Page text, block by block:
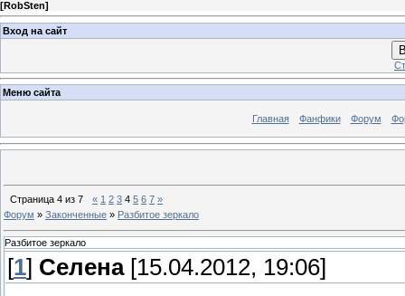
[RobSten]
Вход на сайт
Меню сайта
Главная Фанфики Форум
Страница 4 из 7 « 1 2 3 4 5 6 7 »
Форум » Законченные » Разбитое зеркало
Разбитое зеркало
[1] Селена[15.04.2012, 19:06]